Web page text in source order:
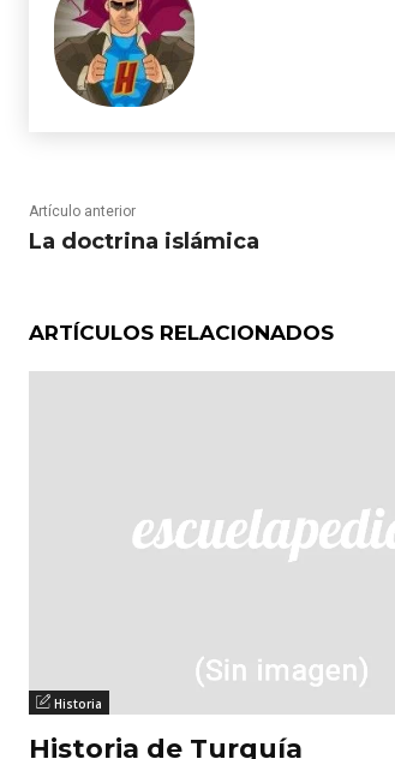
Artículo anterior
La doctrina islámica
ARTÍCULOS RELACIONADOS
Historia
Historia de Turquía